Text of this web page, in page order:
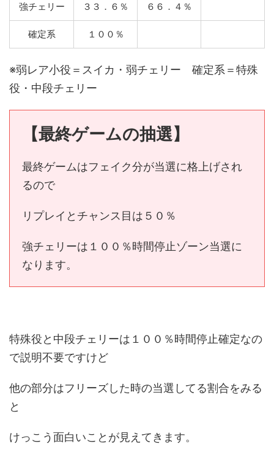
強チェリー ３３．６％ ６６．４％
確定系 １００％
※弱レア小役＝スイカ・弱チェリー 確定系＝特殊
役・中段チェリー
【最終ゲームの抽選】
最終ゲームはフェイク分が当選に格上げされ
るので
リプレイとチャンス目は５０％
強チェリーは１００％時間停止ゾーン当選に
なります。
特殊役と中段チェリーは１００％時間停止確定なの
で説明不要ですけど
他の部分はフリーズした時の当選してる割合をみる
と
けっこう面白いことが見えてきます。